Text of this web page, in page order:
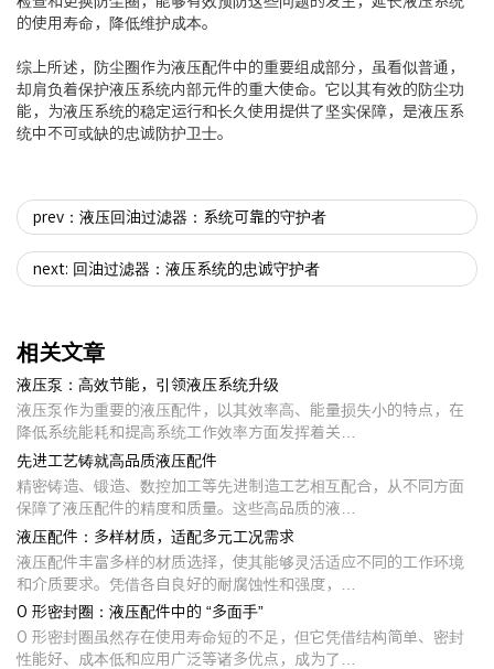
的使用寿命，降低维护成本。
综上所述，防尘圈作为液压配件中的重要组成部分，虽看似普通，
却肩负着保护液压系统内部元件的重大使命。它以其有效的防尘功
能，为液压系统的稳定运行和长久使用提供了坚实保障，是液压系
统中不可或缺的忠诚防护卫士。
prev：液压回油过滤器：系统可靠的守护者
next: 回油过滤器：液压系统的忠诚守护者
相关文章
液压泵：高效节能，引领液压系统升级
液压泵作为重要的液压配件，以其效率高、能量损失小的特点，在
降低系统能耗和提高系统工作效率方面发挥着关…
先进工艺铸就高品质液压配件
精密铸造、锻造、数控加工等先进制造工艺相互配合，从不同方面
保障了液压配件的精度和质量。这些高品质的液…
液压配件：多样材质，适配多元工况需求
液压配件丰富多样的材质选择，使其能够灵活适应不同的工作环境
和介质要求。凭借各自良好的耐腐蚀性和强度，…
O 形密封圈：液压配件中的 “多面手”
O 形密封圈虽然存在使用寿命短的不足，但它凭借结构简单、密封
性能好、成本低和应用广泛等诸多优点，成为了…